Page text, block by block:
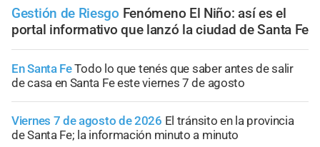
Gestión de Riesgo Fenómeno El Niño: así es el
portal informativo que lanzó la ciudad de Santa Fe
En Santa FeTodo lo que tenés que saber antes de salir
de casa en Santa Fe este viernes 7 de agosto
Viernes 7 de agosto de 2026 El tránsito en la provincia
de Santa Fe; la información minuto a minuto